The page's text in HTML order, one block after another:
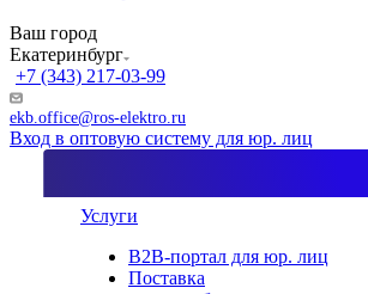
Ваш город
Екатеринбург
+7 (343) 217-03-99
ekb.office@ros-elektro.ru
Вход в оптовую систему для юр. лиц
Услуги
B2B-портал для юр. лиц
Поставка